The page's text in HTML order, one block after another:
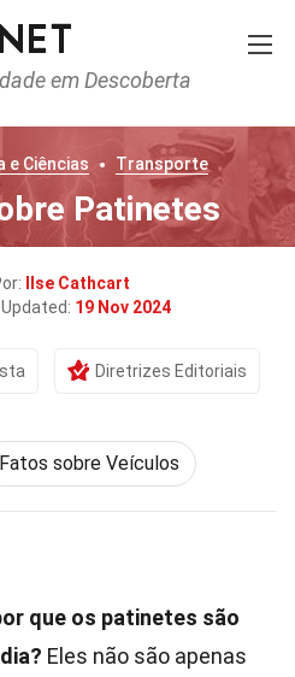
em Descoberta
e Ciências Transporte
Patinetes
Ilse Cathcart
19 Nov 2024
Diretrizes Editoriais
Fatos sobre Veículos
que os patinetes são
Eles não são apenas